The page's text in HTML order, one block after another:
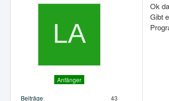
Anfänger
Beiträge 43
Ok
Gibt